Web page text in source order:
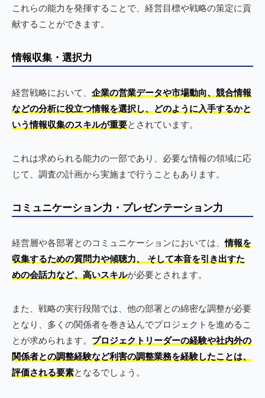
これらの能力を発揮することで、経営目標や戦略の策定に貢
献することができます。
情報収集・選択力
経営戦略において、 企業の営業データや市場動向、競合情報
などの分析に役立つ情報を選択し、どのように入手するかと
いう情報収集のスキルが重要とされています。
これは求められる能力の一部であり、必要な情報の領域に応
じて、調査の計画から実施まで行うこともあります。
コミュニケーション力・プレゼンテーション力
経営層や各部署とのコミュニケーションにおいては、情報を
収集するための質問力や傾聴力、 そして本音を引き出すた
めの会話力など、高いスキルが必要とされます。
また、戦略の実行段階では、他の部署との綿密な調整が必要
となり、多くの関係者を巻き込んでプロジェクトを進めるこ
とが求められます。 プロジェクトリーダーの経験や社内外の
関係者との調整経験など利害の調整業務を経験したことは、
評価される要素となるでしょう。